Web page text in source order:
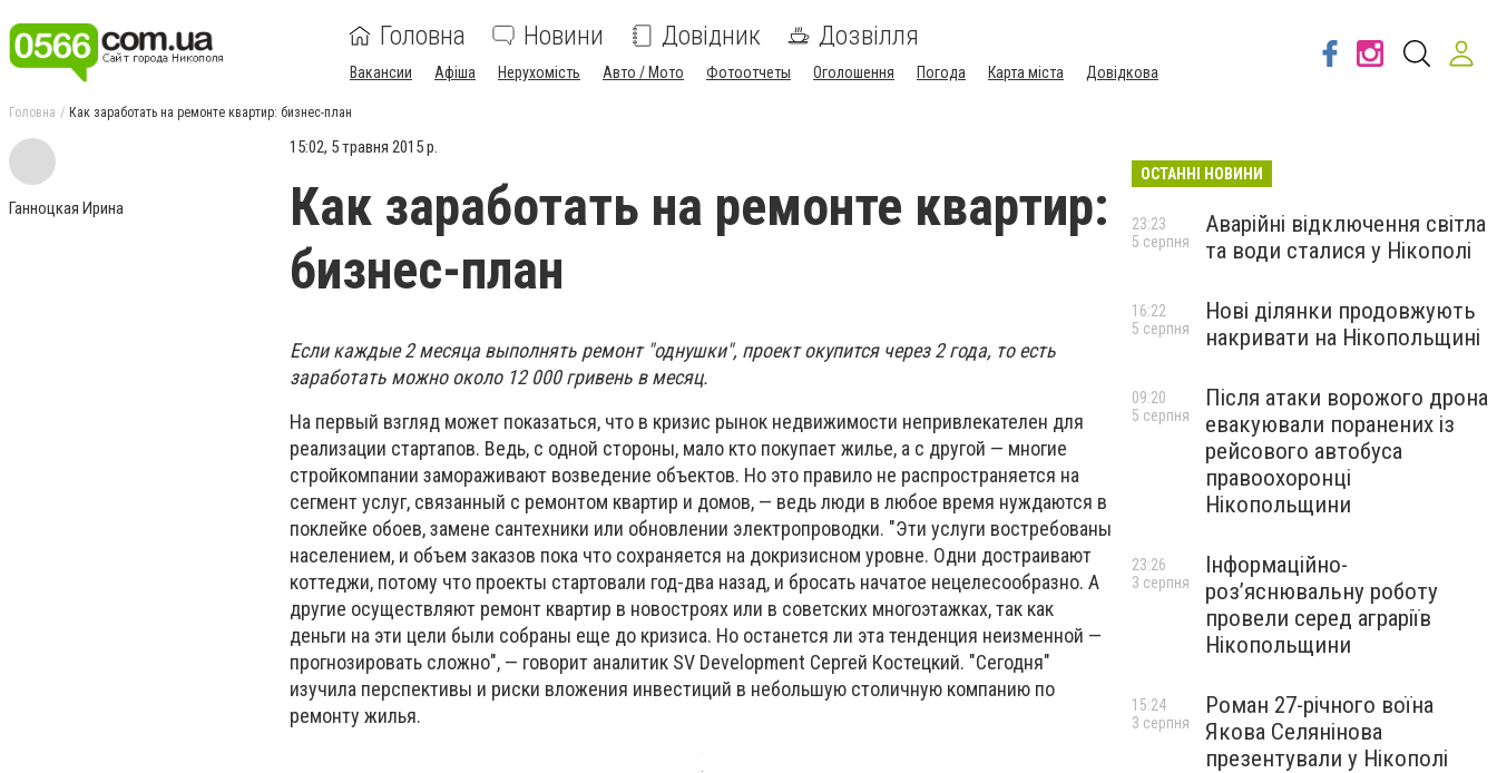
Головна Новини Довідник Дозвілля
Вакансии Афіша Нерухомість Авто / Мото Фотоотчеты Оголошення Погода Карта міста Довідкова
Головна Как заработать на ремонте квартир: бизнес-план
Ганноцкая Ирина
15:02, 5 травня 2015 р.
Как заработать на ремонте квартир:
бизнес-план
Если каждые 2 месяца выполнять ремонт "однушки", проект окупится через 2 года, то есть
заработать можно около 12 000 гривень в месяц.
На первый взгляд может показаться, что в кризис рынок недвижимости непривлекателен для
реализации стартапов. Ведь, с одной стороны, мало кто покупает жилье, а с другой — многие
стройкомпании замораживают возведение объектов. Но это правило не распространяется на
сегмент услуг, связанный с ремонтом квартир и домов, — ведь люди в любое время нуждаются в
поклейке обоев, замене сантехники или обновлении электропроводки. "Эти услуги востребованы
населением, и объем заказов пока что сохраняется на докризисном уровне. Одни достраивают
коттеджи, потому что проекты стартовали год-два назад, и бросать начатое нецелесообразно. А
другие осуществляют ремонт квартир в новостроях или в советских многоэтажках, так как
деньги на эти цели были собраны еще до кризиса. Но останется ли эта тенденция неизменной —
прогнозировать сложно", — говорит аналитик SV Development Сергей Костецкий. "Сегодня"
изучила перспективы и риски вложения инвестиций в небольшую столичную компанию по
ремонту жилья.
ОСТАННІ НОВИНИ
Аварійні відключення світла
та води сталися у Нікополі
23:23
5 серпня
Нові ділянки продовжують
накривати на Нікопольщині
16:22
5 серпня
Після атаки ворожого дрона
евакуювали поранених із
рейсового автобуса
правоохоронці
Нікопольщини
09:20
5 серпня
Інформаційно-
роз’яснювальну роботу
провели серед аграріїв
Нікопольщини
23:26
3 серпня
Роман 27-річного воїна
Якова Селянінова
презентували у Нікополі
15:24
3 серпня